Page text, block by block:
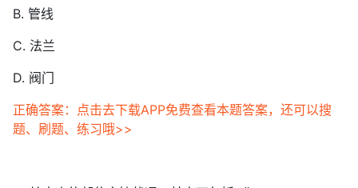
B. 管线
C. 法兰
D. 阀门
正确答案：点击去下载APP免费查看本题答案，还可以搜
题、刷题、练习哦>>